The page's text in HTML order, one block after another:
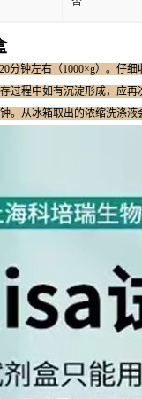
分钟左右（1000×g）。仔
过程中如有沉淀形成，应再
。从冰箱取出的浓缩洗涤